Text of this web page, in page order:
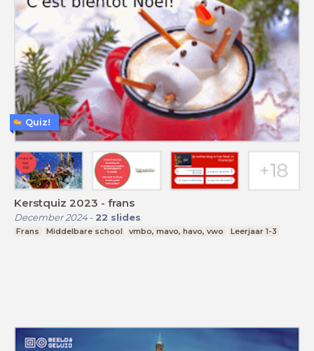
Kerstquiz 2023 - frans
December 2024- 22 slides
Frans Middelbare school vmbo, mavo, havo, vwo Leerjaar 1-3
Quiz!